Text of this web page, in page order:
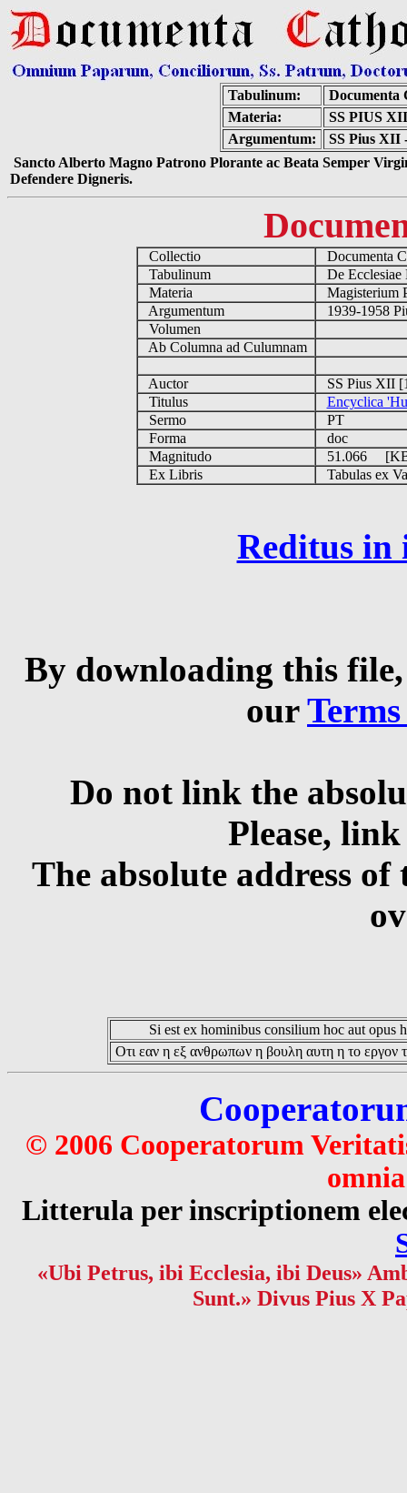
Tabulinum:
Documenta
Materia:
SS PIUS
Argumentum:
SS Pius XII
Sancto Alberto Magno Patrono Plorante ac Beata Semper
Defendere Digneris.
Collectio
Documenta
Tabulinum
De
Materia
Magisterium
Argumentum
1939-1958
Volumen
Ab Columna ad Culumnam
Auctor
SS Pius XII
Titulus
Encyclica
Sermo
PT
Forma
doc
Magnitudo
51.066
Ex Libris
Tabulas ex
Reditus in
By downloading this
our
Do not link the
Please,
The absolute address
Si est ex hominibus consilium hoc aut opus
Οτι εαν η εξ ανθρωπων η βουλη αυτη η το εργον
© 2006 Cooperatorum
Litterula per inscriptionem
«Ubi Petrus, ibi Ecclesia, ibi Deus»
Sunt.» Divus Pius X